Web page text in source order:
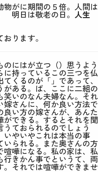
がに期間の５倍。人間は
明日は敬老の日。 人生
ります。
のにはが立つ （） 思うよう
に持っているこの三つを仏
くるのが「」であって、
ある。ば、ここに二組の
いのなん夫婦なん。それ
さんに、何か良い方法で
い方の嫁さんが、あんた
ができる。するとそれを聞
ておられるのでしょう
いやいやこれは本当の事
られる。また奥さんの方
喧嘩になる。私の家は、私
きかん事でというて、両
それでは喧嘩ができませ